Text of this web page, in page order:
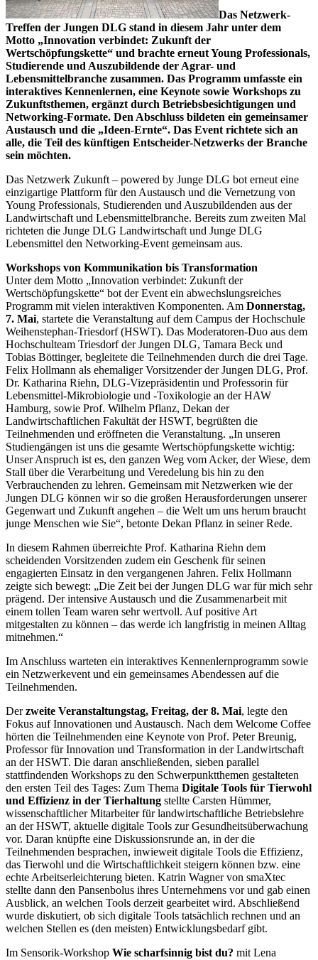
Das Netzwerk-
Treffen der Jungen DLG stand in diesem Jahr unter dem
Motto „Innovation verbindet: Zukunft der
Wertschöpfungskette“ und brachte erneut Young Professionals,
Studierende und Auszubildende der Agrar- und
Lebensmittelbranche zusammen. Das Programm umfasste ein
interaktives Kennenlernen, eine Keynote sowie Workshops zu
Zukunftsthemen, ergänzt durch Betriebsbesichtigungen und
Networking-Formate. Den Abschluss bildeten ein gemeinsamer
Austausch und die „Ideen-Ernte“. Das Event richtete sich an
alle, die Teil des künftigen Entscheider-Netzwerks der Branche
sein möchten.
Das Netzwerk Zukunft – powered by Junge DLG bot erneut eine
einzigartige Plattform für den Austausch und die Vernetzung von
Young Professionals, Studierenden und Auszubildenden aus der
Landwirtschaft und Lebensmittelbranche. Bereits zum zweiten Mal
richteten die Junge DLG Landwirtschaft und Junge DLG
Lebensmittel den Networking-Event gemeinsam aus.
Workshops von Kommunikation bis Transformation
Unter dem Motto „Innovation verbindet: Zukunft der
Wertschöpfungskette“ bot der Event ein abwechslungsreiches
Programm mit vielen interaktiven Komponenten. Am Donnerstag,
7. Mai, startete die Veranstaltung auf dem Campus der Hochschule
Weihenstephan-Triesdorf (HSWT). Das Moderatoren-Duo aus dem
Hochschulteam Triesdorf der Jungen DLG, Tamara Beck und
Tobias Böttinger, begleitete die Teilnehmenden durch die drei Tage.
Felix Hollmann als ehemaliger Vorsitzender der Jungen DLG, Prof.
Dr. Katharina Riehn, DLG-Vizepräsidentin und Professorin für
Lebensmittel-Mikrobiologie und -Toxikologie an der HAW
Hamburg, sowie Prof. Wilhelm Pflanz, Dekan der
Landwirtschaftlichen Fakultät der HSWT, begrüßten die
Teilnehmenden und eröffneten die Veranstaltung. „In unseren
Studiengängen ist uns die gesamte Wertschöpfungskette wichtig:
Unser Anspruch ist es, den ganzen Weg vom Acker, der Wiese, dem
Stall über die Verarbeitung und Veredelung bis hin zu den
Verbrauchenden zu lehren. Gemeinsam mit Netzwerken wie der
Jungen DLG können wir so die großen Herausforderungen unserer
Gegenwart und Zukunft angehen – die Welt um uns herum braucht
junge Menschen wie Sie“, betonte Dekan Pflanz in seiner Rede.
In diesem Rahmen überreichte Prof. Katharina Riehn dem
scheidenden Vorsitzenden zudem ein Geschenk für seinen
engagierten Einsatz in den vergangenen Jahren. Felix Hollmann
zeigte sich bewegt: „Die Zeit bei der Jungen DLG war für mich sehr
prägend. Der intensive Austausch und die Zusammenarbeit mit
einem tollen Team waren sehr wertvoll. Auf positive Art
mitgestalten zu können – das werde ich langfristig in meinen Alltag
mitnehmen.“
Im Anschluss warteten ein interaktives Kennenlernprogramm sowie
ein Netzwerkevent und ein gemeinsames Abendessen auf die
Teilnehmenden.
Derzweite Veranstaltungstag, Freitag, der 8. Mai, legte den
Fokus auf Innovationen und Austausch. Nach dem Welcome Coffee
hörten die Teilnehmenden eine Keynote von Prof. Peter Breunig,
Professor für Innovation und Transformation in der Landwirtschaft
an der HSWT. Die daran anschließenden, sieben parallel
stattfindenden Workshops zu den Schwerpunktthemen gestalteten
den ersten Teil des Tages: Zum Thema Digitale Tools für Tierwohl
und Effizienz in der Tierhaltung stellte Carsten Hümmer,
wissenschaftlicher Mitarbeiter für landwirtschaftliche Betriebslehre
an der HSWT, aktuelle digitale Tools zur Gesundheitsüberwachung
vor. Daran knüpfte eine Diskussionsrunde an, in der die
Teilnehmenden besprachen, inwieweit digitale Tools die Effizienz,
das Tierwohl und die Wirtschaftlichkeit steigern können bzw. eine
echte Arbeitserleichterung bieten. Katrin Wagner von smaXtec
stellte dann den Pansenbolus ihres Unternehmens vor und gab einen
Ausblick, an welchen Tools derzeit gearbeitet wird. Abschließend
wurde diskutiert, ob sich digitale Tools tatsächlich rechnen und an
welchen Stellen es (den meisten) Entwicklungsbedarf gibt.
Im Sensorik-Workshop Wie scharfsinnig bist du? mit Lena